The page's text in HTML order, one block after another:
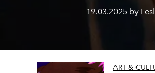
19.03.2025 by
ART &